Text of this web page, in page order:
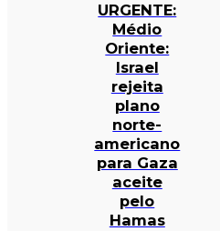
URGENTE:
Médio
Oriente:
Israel
rejeita
plano
norte-
americano
para Gaza
aceite
pelo
Hamas